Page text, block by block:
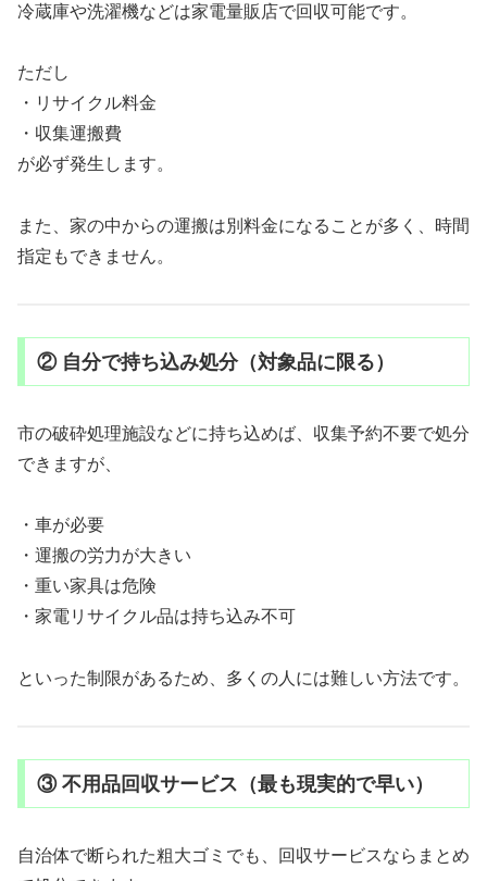
冷蔵庫や洗濯機などは家電量販店で回収可能です。
ただし
・リサイクル料金
・収集運搬費
が必ず発生します。
また、家の中からの運搬は別料金になることが多く、時間
指定もできません。
② 自分で持ち込み処分（対象品に限る）
市の破砕処理施設などに持ち込めば、収集予約不要で処分
できますが、
・車が必要
・運搬の労力が大きい
・重い家具は危険
・家電リサイクル品は持ち込み不可
といった制限があるため、多くの人には難しい方法です。
③ 不用品回収サービス（最も現実的で早い）
自治体で断られた粗大ゴミでも、回収サービスならまとめ